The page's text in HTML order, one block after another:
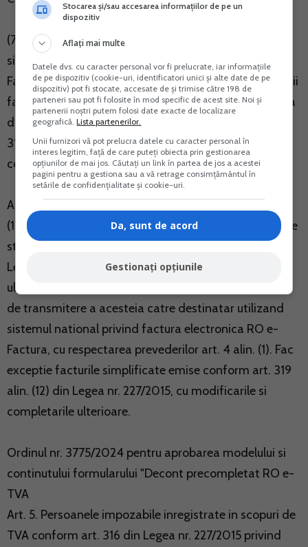
(7) Termenul-limita pentru transmiterea facturilor in
sistemul national privind factura electronica RO e-
Factura este de 5 zile calendaristice de la data emiterii
facturii, dar nu mai tarziu de 5 zile calendaristice de la
data-limita prevazuta pentru emiterea facturii la art.
319 alin. (16) din Legea nr. 227/2015, cu modificarile si
completarile ulterioare.
Art. 10.
(1) In relatia comerciala B2B, intre persoane impozabile
stabilite in Romania conform art. 266 alin. (2) din
Legea nr. 227/2015, cu modificarile si completarile
ulterioare, emitentul facturii electronice are obligatia
de transmitere a acesteia catre destinatar utilizand
sistemul national privind factura electronica RO e-
Factura, cu respectarea prevederilor art. 4 alin. (1). Fac
exceptie facturile simplificate emise conform art. 319
alin. (12) din Legea nr. 227/2015, cu modificarile si
completarile ulterioare.
Ordinul nr. 3775/2024 pentru aprobarea modelului si
continutului formularului "Decont precompletat RO e-
TVA
Art. 5. Persoanele impozabile inregistrate in scopuri de
TVA conform art. 316 din Legea nr. 227/2015 privind
Stocarea și/sau accesarea informațiilor de pe un
dispozitiv
Aflați mai multe
Datele dvs. cu caracter personal vor fi prelucrate, iar informațiile
de pe dispozitiv (cookie-uri, identificatori unici și alte date de pe
dispozitiv) pot fi stocate, accesate de și trimise către 198 de
parteneri sau pot fi folosite în mod specific de acest site. Noi și
partenerii noștri putem folosi date exacte de localizare
geografică.Lista partenerilor.
Unii furnizori vă pot prelucra datele cu caracter personal în
interes legitim, față de care puteți obiecta prin gestionarea
opțiunilor de mai jos. Căutați un link în partea de jos a acestei
pagini pentru a gestiona sau a vă retrage consimțământul în
setările de confidențialitate și cookie-uri.
Da, sunt de acord
Gestionați opțiunile